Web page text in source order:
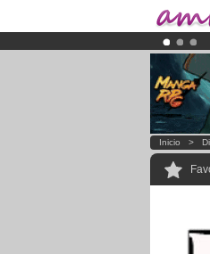
Inicio >